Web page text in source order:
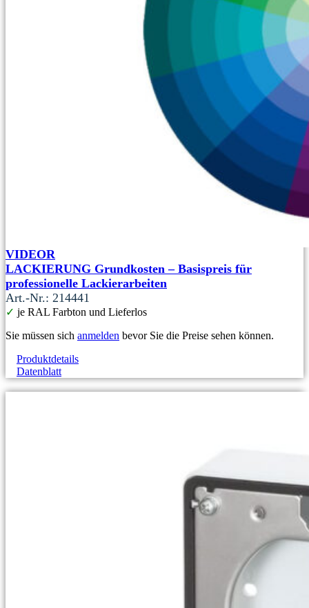
VIDEOR
LACKIERUNG Grundkosten – Basispreis für
professionelle Lackierarbeiten
Art.-Nr.: 214441
✓ je RAL Farbton und Lieferlos
Sie müssen sich anmelden bevor Sie die Preise sehen können.
Produktdetails
Datenblatt